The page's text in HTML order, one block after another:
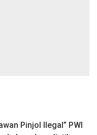
Pinjol Ilegal” PWI